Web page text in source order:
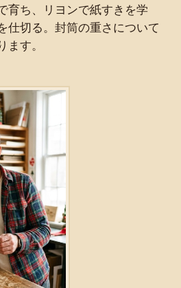
育ち、リヨンで紙すきを学
仕切る。封筒の重さについて
す。